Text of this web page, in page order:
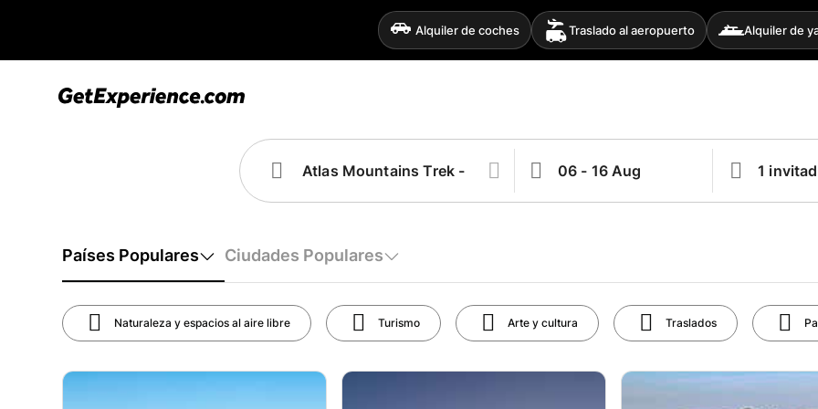
Alquiler de coches Traslado al aeropuerto Alquiler de
Países Populares Ciudades Populares
Naturaleza y espacios al aire libre Turismo Arte y cultura Traslados